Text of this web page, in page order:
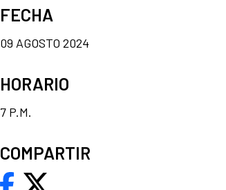
FECHA
09 AGOSTO 2024
HORARIO
7 P.M.
COMPARTIR